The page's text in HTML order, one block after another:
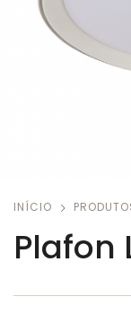
INÍCIO
Plafon